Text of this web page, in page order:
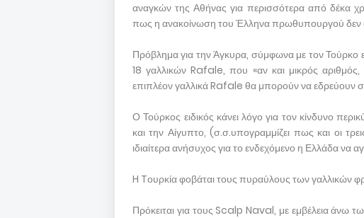
αναγκών της Αθήνας για περισσότερα από δέκα
πως η ανακοίνωση του Έλληνα πρωθυπουργού δεν
Πρόβλημα για την Άγκυρα, σύμφωνα με τον Τούρκο
18 γαλλικών Rafale, που «αν και μικρός
επιπλέον γαλλικά Rafale θα μπορούν να εδρεύουν
Ο Τούρκος ειδικός κάνει λόγο για τον κίνδυνο
και την Αίγυπτο, (σ.σ.υπογραμμίζει πως και οι
ιδιαίτερα ανήσυχος για το ενδεχόμενο η Ελλάδα να
H Tουρκία φοβάται τους πυραύλους των γαλλικών
Πρόκειται για τους Scalp Naval, με εμβέλεια άνω